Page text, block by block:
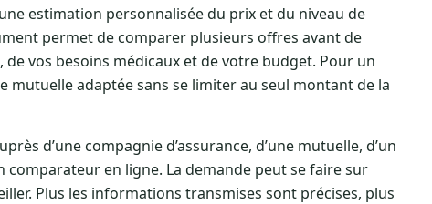
estimation personnalisée du prix et du niveau de
permet de comparer plusieurs offres avant de
vos besoins médicaux et de votre budget. Pour un
mutuelle adaptée sans se limiter au seul montant de la
d’une compagnie d’assurance, d’une mutuelle, d’un
comparateur en ligne. La demande peut se faire sur
Plus les informations transmises sont précises, plus